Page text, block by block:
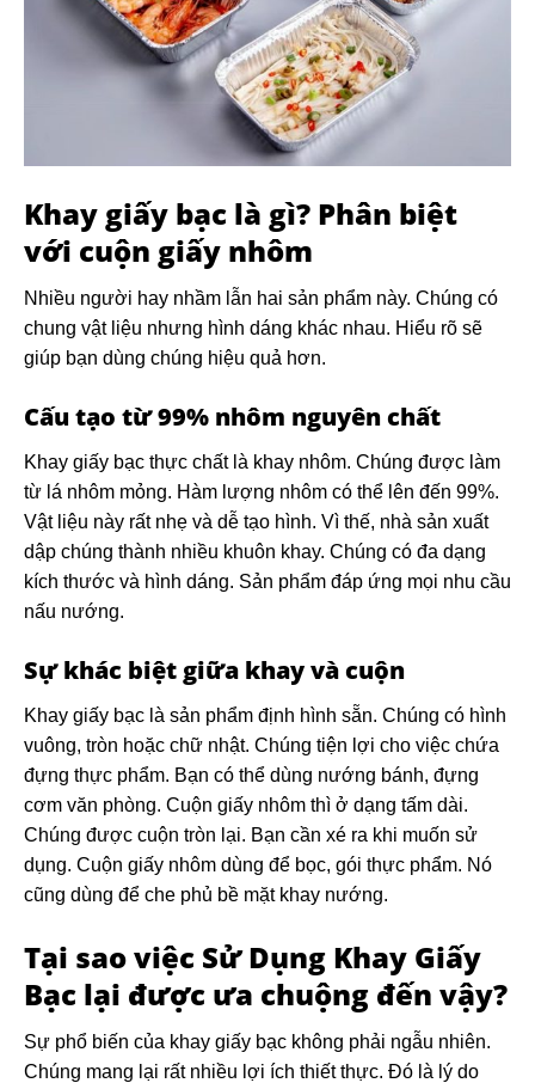
Khay giấy bạc là gì? Phân biệt
với cuộn giấy nhôm
Nhiều người hay nhầm lẫn hai sản phẩm này. Chúng có
chung vật liệu nhưng hình dáng khác nhau. Hiểu rõ sẽ
giúp bạn dùng chúng hiệu quả hơn.
Cấu tạo từ 99% nhôm nguyên chất
Khay giấy bạc thực chất là khay nhôm. Chúng được làm
từ lá nhôm mỏng. Hàm lượng nhôm có thể lên đến 99%.
Vật liệu này rất nhẹ và dễ tạo hình. Vì thế, nhà sản xuất
dập chúng thành nhiều khuôn khay. Chúng có đa dạng
kích thước và hình dáng. Sản phẩm đáp ứng mọi nhu cầu
nấu nướng.
Sự khác biệt giữa khay và cuộn
Khay giấy bạc là sản phẩm định hình sẵn. Chúng có hình
vuông, tròn hoặc chữ nhật. Chúng tiện lợi cho việc chứa
đựng thực phẩm. Bạn có thể dùng nướng bánh, đựng
cơm văn phòng. Cuộn giấy nhôm thì ở dạng tấm dài.
Chúng được cuộn tròn lại. Bạn cần xé ra khi muốn sử
dụng. Cuộn giấy nhôm dùng để bọc, gói thực phẩm. Nó
cũng dùng để che phủ bề mặt khay nướng.
Tại sao việc Sử Dụng Khay Giấy
Bạc lại được ưa chuộng đến vậy?
Sự phổ biến của khay giấy bạc không phải ngẫu nhiên.
Chúng mang lại rất nhiều lợi ích thiết thực. Đó là lý do